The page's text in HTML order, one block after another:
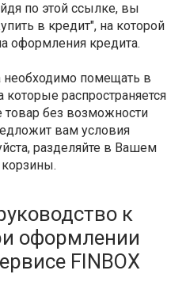
по этой ссылке, вы
в кредит", на которой
оформления кредита.
помещать в
распространяется
товар без возможности
вам условия
разделяйте в Вашем
к
оформлении
FINBOX